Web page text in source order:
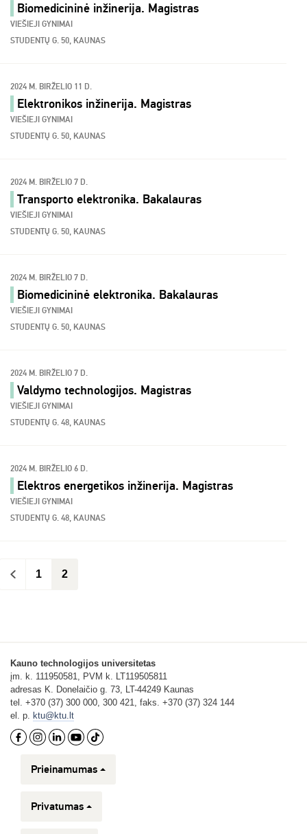
Biomedicininė inžinerija. Magistras
VIEŠIEJI GYNIMAI
STUDENTŲ G. 50, KAUNAS
2024 M. BIRŽELIO 11 D.
Elektronikos inžinerija. Magistras
VIEŠIEJI GYNIMAI
STUDENTŲ G. 50, KAUNAS
2024 M. BIRŽELIO 7 D.
Transporto elektronika. Bakalauras
VIEŠIEJI GYNIMAI
STUDENTŲ G. 50, KAUNAS
2024 M. BIRŽELIO 7 D.
Biomedicininė elektronika. Bakalauras
VIEŠIEJI GYNIMAI
STUDENTŲ G. 50, KAUNAS
2024 M. BIRŽELIO 7 D.
Valdymo technologijos. Magistras
VIEŠIEJI GYNIMAI
STUDENTŲ G. 48, KAUNAS
2024 M. BIRŽELIO 6 D.
Elektros energetikos inžinerija. Magistras
VIEŠIEJI GYNIMAI
STUDENTŲ G. 48, KAUNAS
< 1 2
Kauno technologijos universitetas
įm. k. 111950581, PVM k. LT119505811
adresas K. Donelaičio g. 73, LT-44249 Kaunas
tel. +370 (37) 300 000, 300 421, faks. +370 (37) 324 144
el. p. ktu@ktu.lt
Prieinamumas
Privatumas